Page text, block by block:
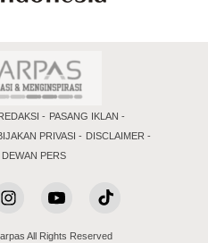
PASANG IKLAN
PRIVASI
DISCLAIMER
PERS
All Rights Reserved